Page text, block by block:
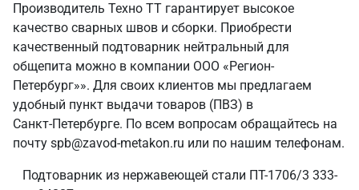
Производитель Техно ТТ гарантирует высокое
качество сварных швов и сборки. Приобрести
качественный подтоварник нейтральный для
общепита можно в компании ООО «Регион-
Петербург»». Для своих клиентов мы предлагаем
удобный пункт выдачи товаров (ПВЗ) в
Санкт‑Петербурге. По всем вопросам обращайтесь на
почту spb@zavod-metakon.ru или по нашим телефонам.
Подтоварник из нержавеющей стали ПТ-1706/3 333-